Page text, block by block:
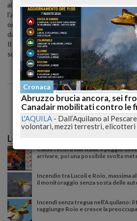
al Dipartimento della Protezione Civile per
l'assistenza. Il sistema sarà operativo dalle
ore 9 di domani, sarà possibile donare 2
da rete fissa di Telecom Italia, utilizzando
Il Dipartimento della Protezione Civile
sull'utilizzo dei fondi raccolti.
Le più lette
Caldo record sull'Italia: il peggio
arrivare, poi una possibile svolta
Incendio tra Lucoli e Roio, massima
il monitoraggio senza sosta delle
Incendi senza tregua nell’Aquilano: il
raggiunge Roio e cresce la
Cronaca
Abruzzo brucia ancora, sei
Canadair mobilitati contro le
L'AQUILA - Dall’Aquilano al
volontari, mezzi terrestri, elicotteri